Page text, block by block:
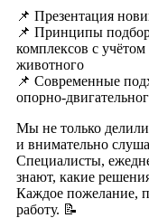
📌 Презентация
📌 Принципы
комплексов с
животного
📌 Современные
опорно-
Мы не только
и внимательно
Специалисты,
знают, какие
Каждое пожелание,
работу. 📝